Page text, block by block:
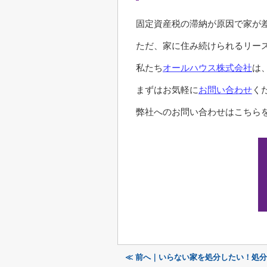
固定資産税の滞納が原因で家が
ただ、家に住み続けられるリー
私たちオールハウス株式会社は
まずはお気軽にお問い合わせ く
弊社へのお問い合わせはこちら
≪ 前へ｜いらない家を処分したい！処